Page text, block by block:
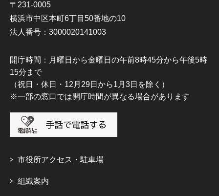
〒231-0005
横浜市中区本町6丁目50番地の10
法人番号：3000020141003
開庁時間：月曜日から金曜日の午前8時45分から午後5時
15分まで
（祝日・休日・12月29日から1月3日を除く）
※一部の窓口では開庁時間が異なる場合があります
市役所アクセス・駐車場
組織案内